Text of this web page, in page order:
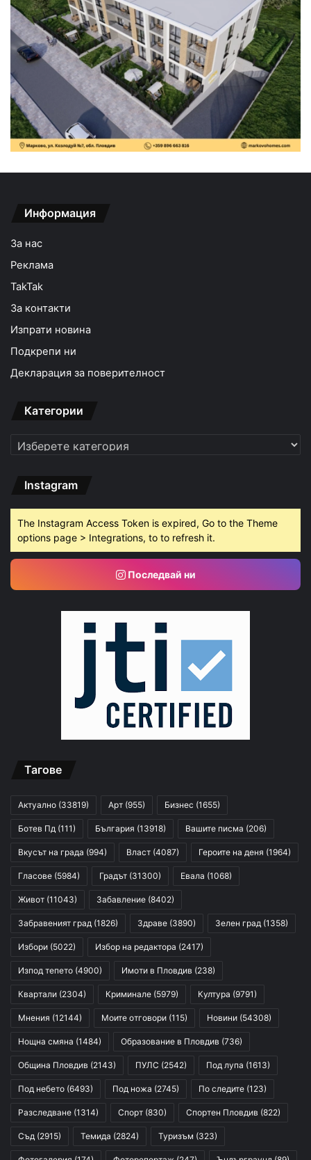
Информация
За нас
Реклама
TakTak
За контакти
Изпрати новина
Подкрепи ни
Декларация за поверителност
Категории
Категории
Instagram
The Instagram Access Token is expired, Go to the Theme
options page > Integrations, to to refresh it.
Последвай ни
Тагове
Актуално (33819) Арт (955) Бизнес (1655)
Ботев Пд (111) България (13918) Вашите писма (206)
Вкусът на града (994) Власт (4087) Героите на деня (1964)
Гласове (5984) Градът (31300) Евала (1068)
Живот (11043) Забавление (8402)
Забравеният град (1826) Здраве (3890) Зелен град (1358)
Избори (5022) Избор на редактора (2417)
Изпод тепето (4900) Имоти в Пловдив (238)
Квартали (2304) Криминале (5979) Култура (9791)
Мнения (12144) Моите отговори (115) Новини (54308)
Нощна смяна (1484) Образование в Пловдив (736)
Община Пловдив (2143) ПУЛС (2542) Под лупа (1613)
Под небето (6493) Под ножа (2745) По следите (123)
Разследване (1314) Спорт (830) Спортен Пловдив (822)
Съд (2915) Темида (2824) Туризъм (323)